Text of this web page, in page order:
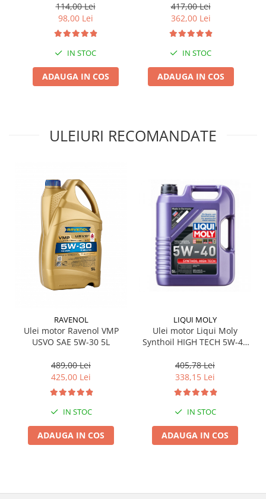
114,00 Lei
98,00 Lei
IN STOC
ADAUGA IN COS
417,00 Lei
362,00 Lei
IN STOC
ADAUGA IN COS
ULEIURI RECOMANDATE
RAVENOL
Ulei motor Ravenol VMP
USVO SAE 5W-30 5L
489,00 Lei
425,00 Lei
IN STOC
ADAUGA IN COS
LIQUI MOLY
Ulei motor Liqui Moly
Synthoil HIGH TECH 5W-40
405,78 Lei
338,15 Lei
IN STOC
ADAUGA IN COS